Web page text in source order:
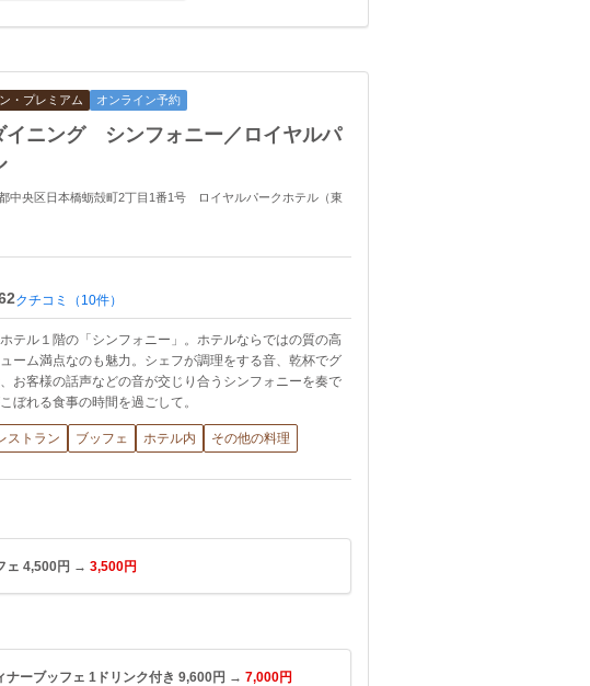
・プレミアム オンライン予約
イニング シンフォニー／ロイヤルパ
中央区日本橋蛎殻町2丁目1番1号 ロイヤルパークホテル（東
クチコミ（10件）
テル１階の「シンフォニー」。ホテルならではの質の高
ーム満点なのも魅力。シェフが調理をする音、乾杯でグ
お客様の話声などの音が交じり合うシンフォニーを奏で
ぼれる食事の時間を過ごして。
ストラン ブッフェ ホテル内 その他の料理
ェ 4,500円 → 3,500円
ーブッフェ 1ドリンク付き 9,600円 → 7,000円